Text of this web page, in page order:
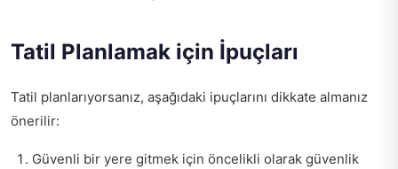
Tatil Planlamak için İpuçları
Tatil planlarıyorsanız, aşağıdaki ipuçlarını dikkate almanız
önerilir:
Güvenli bir yere gitmek için öncelikli olarak güvenlik